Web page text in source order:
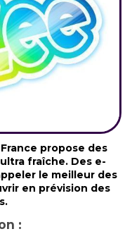
propose des
fraîche. Des e-
le meilleur des
en prévision des
: